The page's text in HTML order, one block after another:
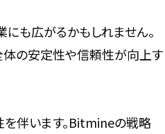
も広がるかもしれません。
体の安定性や信頼性が向上す
を伴います。Bitmineの戦略